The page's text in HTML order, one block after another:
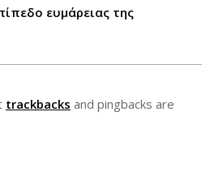
ευμάρειας της
trackbacks and pingbacks are